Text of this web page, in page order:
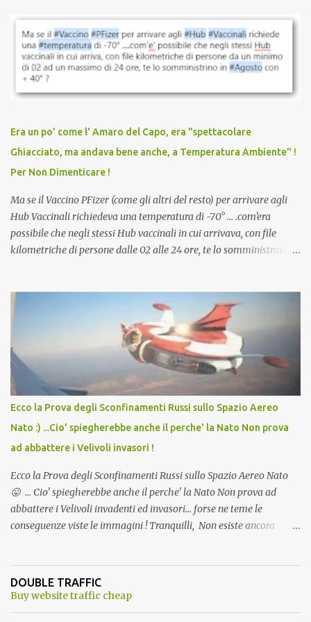
vaccinazione. Non avevamo mai sentito parlare di ricompense,
sconti, incentivi per vaccinarsi. Non avevamo mai visto
discriminazioni per coloro che non l’hanno fatto. Se non sei stato
vaccinato, nessuno aveva prima cercato di farti sentire una
persona cattiva. Non avevamo mai visto un vaccino che minacci le
vaccino usato per minacciare i mezzi di sussistenza, il lavoro o la
scuola. Non avevamo mai visto un vaccino che permettesse a un
dodicenne di ignorare il consenso dei genitori. Dopo tutti i vaccini
che abbiamo elencato sopra...
Era un po' come l' Amaro del Capo, era "spettacolare
Ghiacciato, ma andava bene anche, a Temperatura Ambiente" !
Per Non Dimenticare !
Ma se il Vaccino PFizer (come gli altri del resto) per arrivare agli
Hub Vaccinali richiedeva una temperatura di -70° ... .com'era
possibile che negli stessi Hub vaccinali in cui arrivava, con file
kilometriche di persone dalle 02 alle 24 ore, te lo somministravano
Vaccino come: l' Amaro del Capo, era "spettacolare Ghiacciato, ma
andava bene anche, a Temperatura Ambiente"! Riproponiamo
l'articolo per NON Dimenticare!
Ecco la Prova degli Sconfinamenti Russi sullo Spazio Aereo
Nato :) ...Cio' spiegherebbe anche il perche' la Nato Non prova
ad abbattere i Velivoli invasori !
Ecco la Prova degli Sconfinamenti Russi sullo Spazio Aereo Nato
😛 ... Cio' spiegherebbe anche il perche' la Nato Non prova ad
abbattere i Velivoli invadenti ed invasori... forse ne teme le
conseguenze viste le immagini ! Tranquilli, Non esiste ancora
ancora una fantasia Nato o forse una "False Flag", per provocare
una guerra mondiale che difficilmente da menti sane, potrebbe
DOUBLE TRAFFIC
Buy website traffic cheap